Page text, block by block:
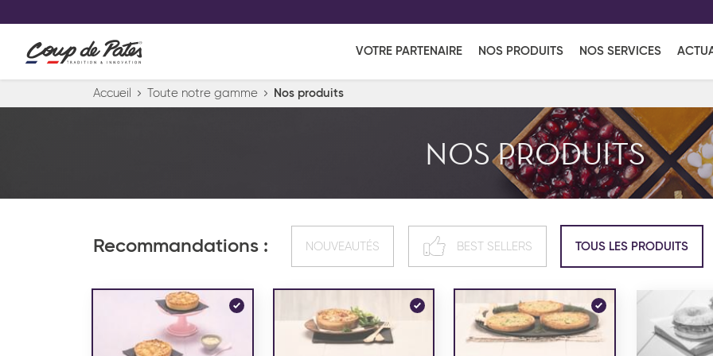
VOTRE PARTENAIRE NOS PRODUITS NOS SERVICES
Viennoiserie et pâtisserie américaine
Réception sucrée
Conservez votre sélection produit Coup de Coeur Une
Accueil Toute notre gamme Nos produits
NOS PRODUITS
Recommandations : NOUVEAUTÉS BEST SELLERS TOUS LES PRODUITS